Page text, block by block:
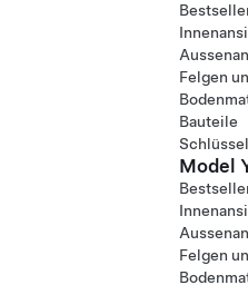
Felgen
Bauteile
Schlüssel
Model
Felgen